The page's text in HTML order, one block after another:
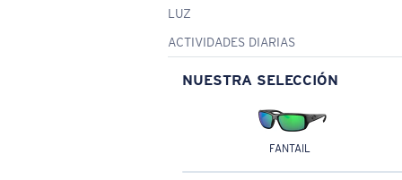
LUZ
ACTIVIDADES DIARIAS
NUESTRA SELECCIÓN
FANTAIL